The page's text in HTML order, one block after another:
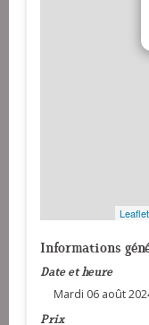
Leaflet
Informations
Date et heure
Mardi 06 août
Prix